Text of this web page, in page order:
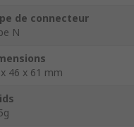
de connecteur
N
46 x 61 mm